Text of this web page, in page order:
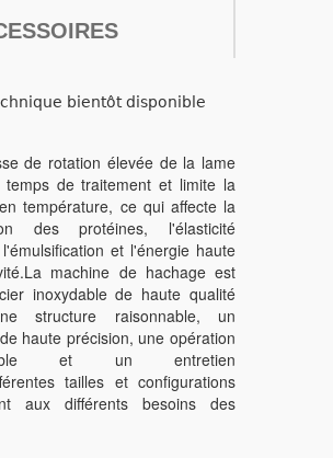
bientôt disponible
de rotation élevée de la lame
temps de traitement et limite la
température, ce qui affecte la
des protéines, l'élasticité
et l'énergie haute
machine de hachage est
inoxydable de haute qualité
structure raisonnable, un
haute précision, une opération
et un entretien
tailles et configurations
aux différents besoins des